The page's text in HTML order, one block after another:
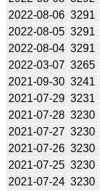
2022-08-06 3291
2022-08-05 3291
2022-08-04 3291
2022-03-07 3265
2021-09-30 3241
2021-07-29 3231
2021-07-28 3230
2021-07-27 3230
2021-07-26 3230
2021-07-25 3230
2021-07-24 3230